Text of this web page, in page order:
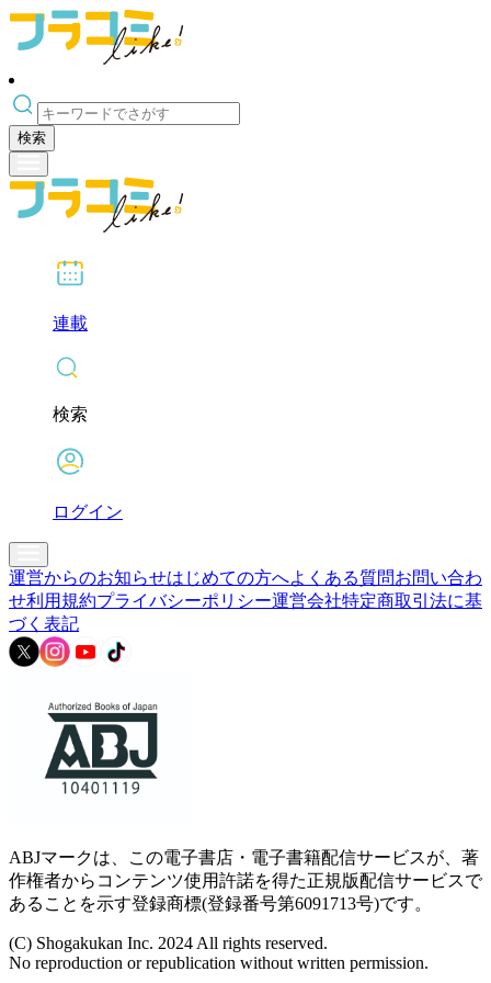
検索
連載
検索
ログイン
運営からのお知らせはじめての方へよくある質問お問い合わ
せ利用規約プライバシーポリシー運営会社特定商取引法に基
づく表記
ABJマークは、この電子書店・電子書籍配信サービスが、著
作権者からコンテンツ使用許諾を得た正規版配信サービスで
あることを示す登録商標(登録番号第6091713号)です。
(C) Shogakukan Inc. 2024 All rights reserved.
No reproduction or republication without written permission.